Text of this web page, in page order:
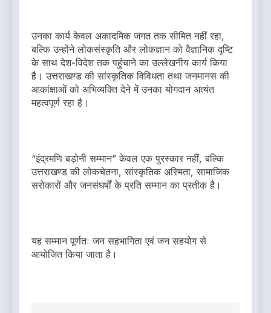
उनका कार्य केवल अकादमिक जगत तक सीमित नहीं रहा,
बल्कि उन्होंने लोकसंस्कृति और लोकज्ञान को वैज्ञानिक दृष्टि
के साथ देश-विदेश तक पहुंचाने का उल्लेखनीय कार्य किया
है। उत्तराखण्ड की सांस्कृतिक विविधता तथा जनमानस की
आकांक्षाओं को अभिव्यक्ति देने में उनका योगदान अत्यंत
महत्वपूर्ण रहा है।
“इंद्रमणि बड़ोनी सम्मान” केवल एक पुरस्कार नहीं, बल्कि
उत्तराखण्ड की लोकचेतना, सांस्कृतिक अस्मिता, सामाजिक
सरोकारों और जनसंघर्षों के प्रति सम्मान का प्रतीक है।
यह सम्मान पूर्णतः जन सहभागिता एवं जन सहयोग से
आयोजित किया जाता है।